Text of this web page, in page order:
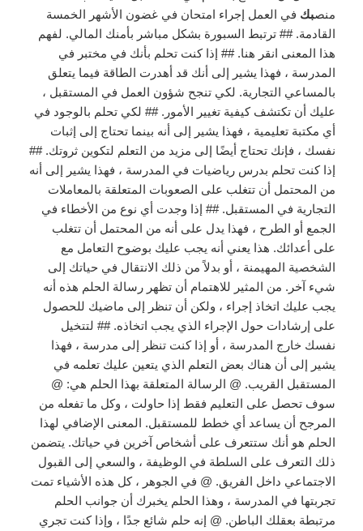
منصبك في العمل إجراء امتحان في غضون الأشهر الخمسة
القادمة. ## ترتبط السبورة بشكل مباشر بأمنك المالي. لفهم
هذا المعنى انقر هنا. ## إذا كنت تحلم بأنك في مختبر في
المدرسة ، فهذا يشير إلى أنك قد أهدرت الطاقة فيما يتعلق
بالمساعي التجارية. لكي تنجح شؤون العمل في المستقبل ،
عليك أن تكتشف كيفية تغيير الأمور. ## لكي تحلم بالوجود في
أي مكتبة تعليمية ، فهذا يشير إلى أنه بينما تحتاج إلى إثبات
نفسك ، فإنك تحتاج أيضًا إلى مزيد من التعلم لتكوين ثروتك. ##
إذا كنت تحلم بدرس رياضيات في المدرسة ، فهذا يشير إلى أنه
من المحتمل أن تتغلب على الصعوبات المتعلقة بالمعاملات
التجارية في المستقبل. ## إذا وجدت أي نوع من الأخطاء في
الجمع أو الطرح ، فهذا يدل على أنه من المحتمل أن تتغلب
على أعدائك. هذا يعني أنه يجب عليك بوضوح التعامل مع
الشخصية المهيمنة ، أو بدلاً من ذلك الانتقال في حياتك إلى
شيء آخر. من المثير للاهتمام أن تظهر رسالة الحلم هذه أنه
يجب عليك اتخاذ إجراء ، ولكن أن تنظر إلى ماضيك للحصول
على إرشادات حول الإجراء الذي يجب اتخاذه. ## لتتخيل
نفسك خارج المدرسة ، أو إذا كنت تنظر إلى مدرسة ، فهذا
يشير إلى أن هناك بعض التعلم الذي يتعين عليك تعلمه في
المستقبل القريب. @ الرسالة المتعلقة بهذا الحلم هي: @
سوف تحصل على التعليم فقط إذا حاولت ، وكل ما تفعله من
المرجح أن يساعد أي خطط للمستقبل. المعنى الإضافي لهذا
الحلم هو أنك ستتعرف على أشخاص آخرين في حياتك. يتضمن
ذلك التعرف على السلطة في الوظيفة ، والسعي إلى القبول
الاجتماعي داخل الفريق. @ في الجوهر ، كل هذه الأشياء تمت
تجربتها في المدرسة ، وهذا الحلم يخبرك أن جوانب الحلم
مرتبطة بعقلك الباطن. @ إنه حلم شائع جدًا ، وإذا كنت تجري